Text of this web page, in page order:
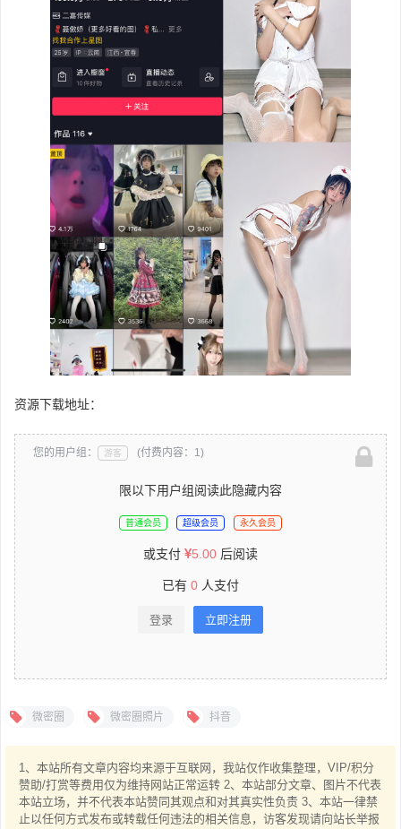
资源下载地址：
您的用户组： 游客 (付费内容：1)
限以下用户组阅读此隐藏内容
普通会员 超级会员 永久会员
或支付 5.00 后阅读
已有 0 人支付
登录 立即注册
微密圈 微密圈照片 抖音
1、本站所有文章内容均来源于互联网，我站仅作收集整理，VIP/积分
赞助/打赏等费用仅为维持网站正常运转 2、本站部分文章、图片不代表
本站立场，并不代表本站赞同其观点和对其真实性负责 3、本站一律禁
止以任何方式发布或转载任何违法的相关信息，访客发现请向站长举报